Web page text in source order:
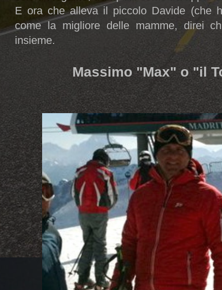
E ora che alleva il piccolo Davide (che
come la migliore delle mamme, direi
insieme.
Massimo "Max" o "il